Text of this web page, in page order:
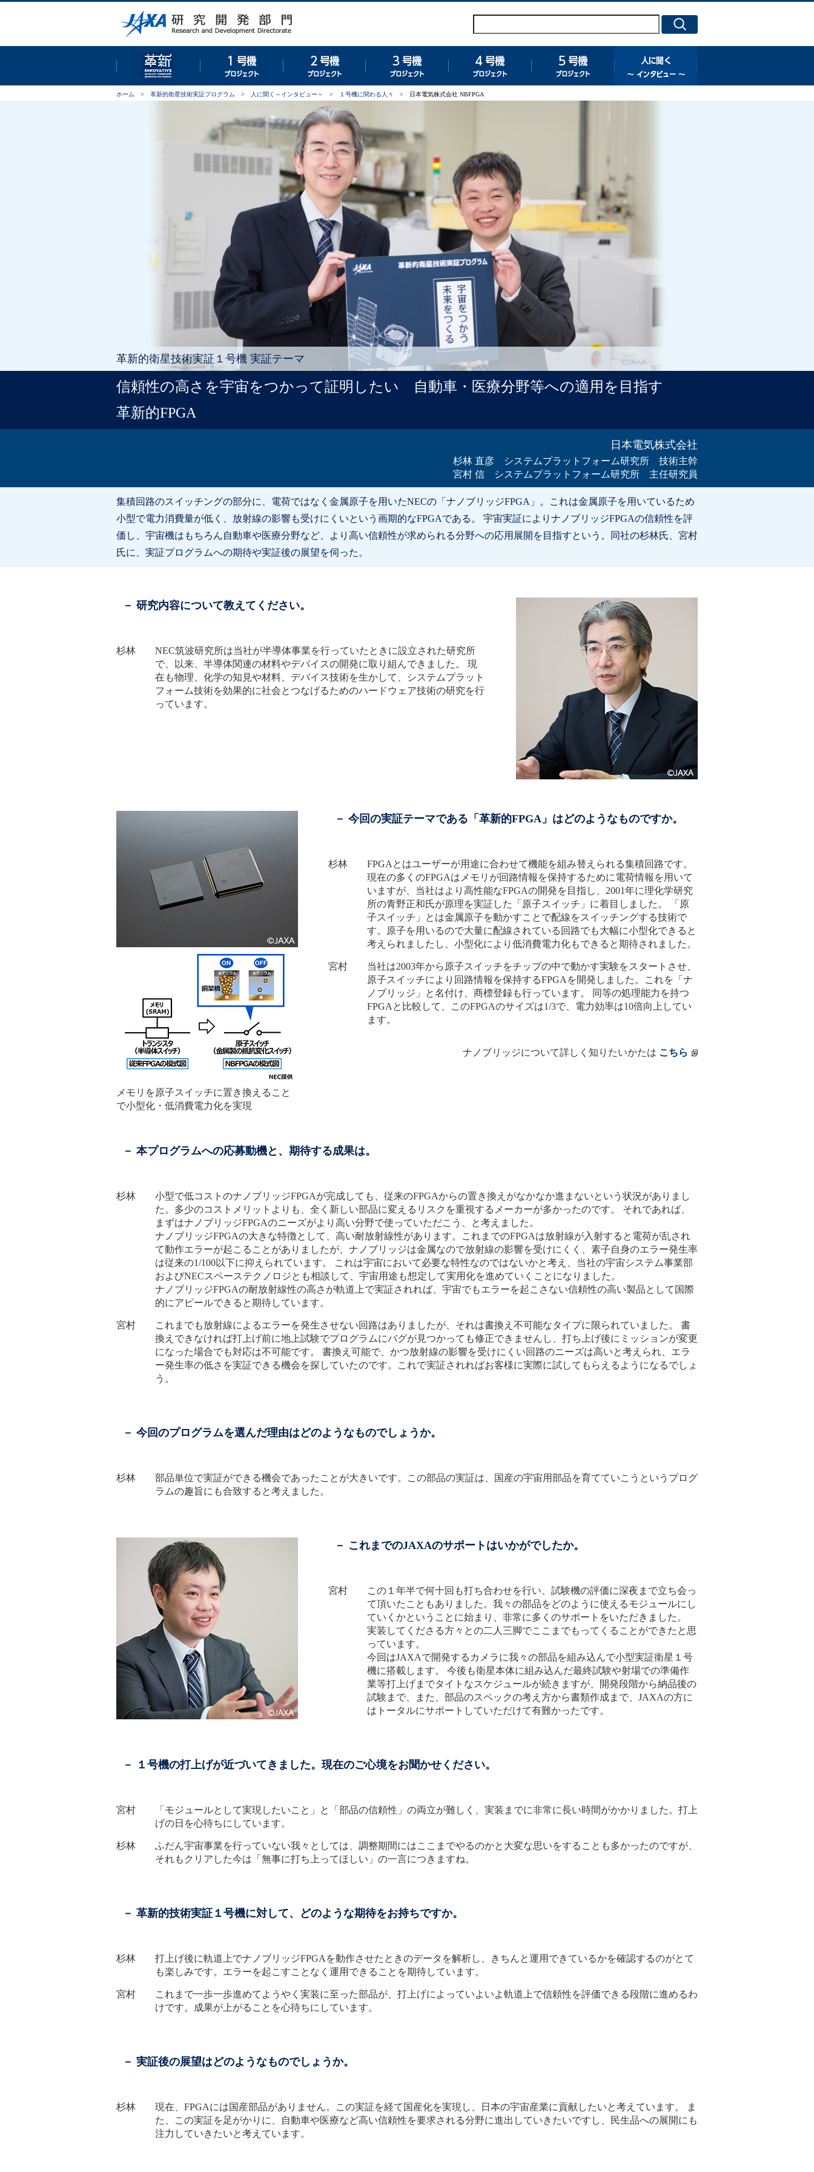
ホーム > 革新的衛星技術実証プログラム > 人に聞く～インタビュー～ > １号機に関わる人々 > 日本電気株式会社 NBFPGA
革新的衛星技術実証１号機 実証テーマ
信頼性の高さを宇宙をつかって証明したい 自動車・医療分野等への適用を目指す
革新的FPGA
日本電気株式会社
杉林 直彦 システムプラットフォーム研究所 技術主幹
宮村 信 システムプラットフォーム研究所 主任研究員
集積回路のスイッチングの部分に、電荷ではなく金属原子を用いたNECの「ナノブリッジFPGA」。これは金属原子を用いているため
小型で電力消費量が低く、放射線の影響も受けにくいという画期的なFPGAである。 宇宙実証によりナノブリッジFPGAの信頼性を評
価し、宇宙機はもちろん自動車や医療分野など、より高い信頼性が求められる分野への応用展開を目指すという。同社の杉林氏、宮村
氏に、実証プログラムへの期待や実証後の展望を伺った。
－ 研究内容について教えてください。
杉林 NEC筑波研究所は当社が半導体事業を行っていたときに設立された研究所
で、以来、半導体関連の材料やデバイスの開発に取り組んできました。 現
在も物理、化学の知見や材料、デバイス技術を生かして、システムプラット
フォーム技術を効果的に社会とつなげるためのハードウェア技術の研究を行
っています。
メモリを原子スイッチに置き換えること
で小型化・低消費電力化を実現
－ 今回の実証テーマである「革新的FPGA」はどのようなものですか。
杉林 FPGAとはユーザーが用途に合わせて機能を組み替えられる集積回路です。
現在の多くのFPGAはメモリが回路情報を保持するために電荷情報を用いて
いますが、当社はより高性能なFPGAの開発を目指し、2001年に理化学研究
所の青野正和氏が原理を実証した「原子スイッチ」に着目しました。 「原
子スイッチ」とは金属原子を動かすことで配線をスイッチングする技術で
す。原子を用いるので大量に配線されている回路でも大幅に小型化できると
考えられましたし、小型化により低消費電力化もできると期待されました。
宮村 当社は2003年から原子スイッチをチップの中で動かす実験をスタートさせ、
原子スイッチにより回路情報を保持するFPGAを開発しました。これを「ナ
ノブリッジ」と名付け、商標登録も行っています。 同等の処理能力を持つ
FPGAと比較して、このFPGAのサイズは1/3で、電力効率は10倍向上してい
ます。
ナノブリッジについて詳しく知りたいかたは こちら
－ 本プログラムへの応募動機と、期待する成果は。
杉林 小型で低コストのナノブリッジFPGAが完成しても、従来のFPGAからの置き換えがなかなか進まないという状況がありまし
た。多少のコストメリットよりも、全く新しい部品に変えるリスクを重視するメーカーが多かったのです。 それであれば、
まずはナノブリッジFPGAのニーズがより高い分野で使っていただこう、と考えました。
ナノブリッジFPGAの大きな特徴として、高い耐放射線性があります。これまでのFPGAは放射線が入射すると電荷が乱され
て動作エラーが起こることがありましたが、ナノブリッジは金属なので放射線の影響を受けにくく、素子自身のエラー発生率
は従来の1/100以下に抑えられています。 これは宇宙において必要な特性なのではないかと考え、当社の宇宙システム事業部
およびNECスペーステクノロジとも相談して、宇宙用途も想定して実用化を進めていくことになりました。
ナノブリッジFPGAの耐放射線性の高さが軌道上で実証されれば、宇宙でもエラーを起こさない信頼性の高い製品として国際
的にアピールできると期待しています。
宮村 これまでも放射線によるエラーを発生させない回路はありましたが、それは書換え不可能なタイプに限られていました。 書
換えできなければ打上げ前に地上試験でプログラムにバグが見つかっても修正できませんし、打ち上げ後にミッションが変更
になった場合でも対応は不可能です。 書換え可能で、かつ放射線の影響を受けにくい回路のニーズは高いと考えられ、エラ
ー発生率の低さを実証できる機会を探していたのです。これで実証されればお客様に実際に試してもらえるようになるでしょ
う。
－ 今回のプログラムを選んだ理由はどのようなものでしょうか。
杉林 部品単位で実証ができる機会であったことが大きいです。この部品の実証は、国産の宇宙用部品を育てていこうというプログ
ラムの趣旨にも合致すると考えました。
－ これまでのJAXAのサポートはいかがでしたか。
宮村 この１年半で何十回も打ち合わせを行い、試験機の評価に深夜まで立ち会っ
て頂いたこともありました。我々の部品をどのように使えるモジュールにし
ていくかということに始まり、非常に多くのサポートをいただきました。
実装してくださる方々との二人三脚でここまでもってくることができたと思
っています。
今回はJAXAで開発するカメラに我々の部品を組み込んで小型実証衛星１号
機に搭載します。 今後も衛星本体に組み込んだ最終試験や射場での準備作
業等打上げまでタイトなスケジュールが続きますが、開発段階から納品後の
試験まで、また、部品のスペックの考え方から書類作成まで、JAXAの方に
はトータルにサポートしていただけて有難かったです。
－ １号機の打上げが近づいてきました。現在のご心境をお聞かせください。
宮村 「モジュールとして実現したいこと」と「部品の信頼性」の両立が難しく、実装までに非常に長い時間がかかりました。打上
げの日を心待ちにしています。
杉林 ふだん宇宙事業を行っていない我々としては、調整期間にはここまでやるのかと大変な思いをすることも多かったのですが、
それもクリアした今は「無事に打ち上ってほしい」の一言につきますね。
－ 革新的技術実証１号機に対して、どのような期待をお持ちですか。
杉林 打上げ後に軌道上でナノブリッジFPGAを動作させたときのデータを解析し、きちんと運用できているかを確認するのがとて
も楽しみです。エラーを起こすことなく運用できることを期待しています。
宮村 これまで一歩一歩進めてようやく実装に至った部品が、打上げによっていよいよ軌道上で信頼性を評価できる段階に進めるわ
けです。成果が上がることを心待ちにしています。
－ 実証後の展望はどのようなものでしょうか。
杉林 現在、FPGAには国産部品がありません。この実証を経て国産化を実現し、日本の宇宙産業に貢献したいと考えています。 ま
た、この実証を足がかりに、自動車や医療など高い信頼性を要求される分野に進出していきたいですし、民生品への展開にも
注力していきたいと考えています。